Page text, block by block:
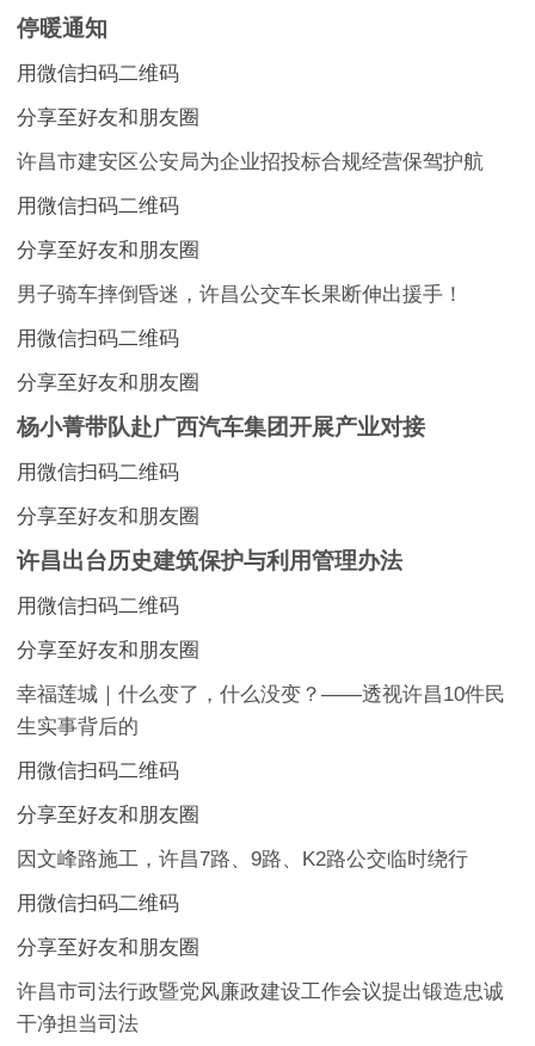
停暖通知
用微信扫码二维码
分享至好友和朋友圈
许昌市建安区公安局为企业招投标合规经营保驾护航
用微信扫码二维码
分享至好友和朋友圈
男子骑车摔倒昏迷，许昌公交车长果断伸出援手！
用微信扫码二维码
分享至好友和朋友圈
杨小菁带队赴广西汽车集团开展产业对接
用微信扫码二维码
分享至好友和朋友圈
许昌出台历史建筑保护与利用管理办法
用微信扫码二维码
分享至好友和朋友圈
幸福莲城｜什么变了，什么没变？——透视许昌10件民
生实事背后的
用微信扫码二维码
分享至好友和朋友圈
因文峰路施工，许昌7路、9路、K2路公交临时绕行
用微信扫码二维码
分享至好友和朋友圈
许昌市司法行政暨党风廉政建设工作会议提出锻造忠诚
干净担当司法